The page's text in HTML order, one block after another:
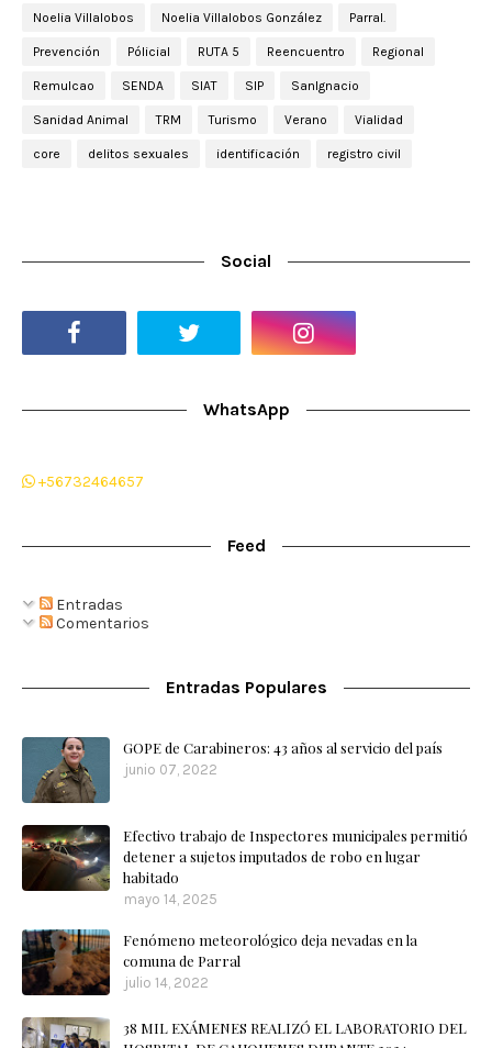
Noelia Villalobos Noelia Villalobos González Parral.
Prevención Pólicial RUTA 5 Reencuentro Regional
Remulcao SENDA SIAT SIP SanIgnacio
Sanidad Animal TRM Turismo Verano Vialidad
core delitos sexuales identificación registro civil
Social
WhatsApp
+56732464657
Feed
Entradas
Comentarios
Entradas Populares
GOPE de Carabineros: 43 años al servicio del país
junio 07, 2022
Efectivo trabajo de Inspectores municipales permitió
detener a sujetos imputados de robo en lugar
habitado
mayo 14, 2025
Fenómeno meteorológico deja nevadas en la
comuna de Parral
julio 14, 2022
38 MIL EXÁMENES REALIZÓ EL LABORATORIO DEL